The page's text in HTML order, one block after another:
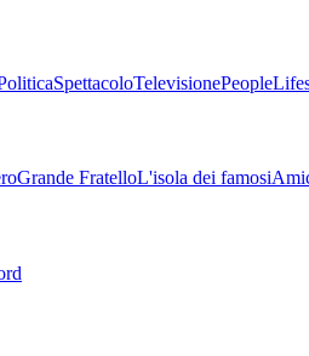
SpettacoloTelevisionePeople
Grande FratelloL'isola dei famosi